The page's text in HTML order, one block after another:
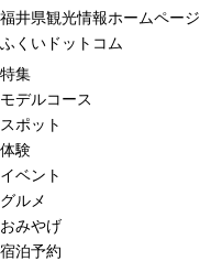
福井県観光情報ホームページ
ふくいドットコム
特集
モデルコース
スポット
体験
イベント
グルメ
おみやげ
宿泊予約